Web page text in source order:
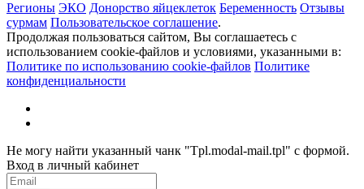
Регионы ЭКО Донорство яйцеклеток Беременность Отзывы
сурмам Пользовательское соглашение.
Продолжая пользоваться сайтом, Вы соглашаетесь с
использованием cookie-файлов и условиями, указанными в:
Политике по использованию cookie-файлов Политике
конфиденциальности
Не могу найти указанный чанк "Tpl.modal-mail.tpl" с формой.
Вход в личный кабинет